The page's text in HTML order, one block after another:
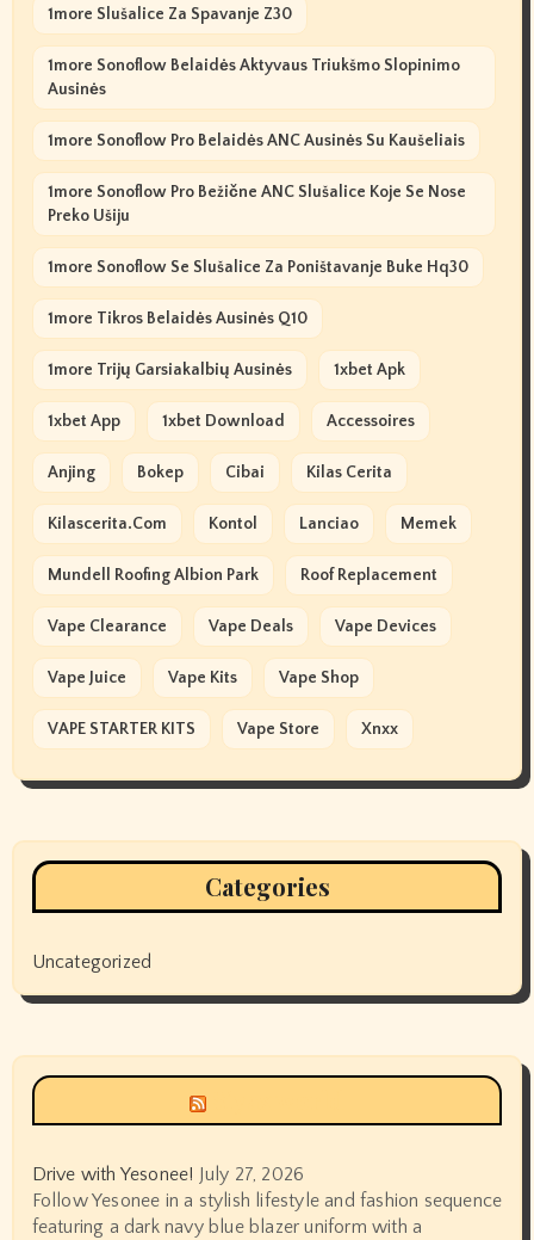
1more Slušalice Za Spavanje Z30
1more Sonoflow Belaidės Aktyvaus Triukšmo Slopinimo
Ausinės
1more Sonoflow Pro Belaidės ANC Ausinės Su Kaušeliais
1more Sonoflow Pro Bežične ANC Slušalice Koje Se Nose
Preko Ušiju
1more Sonoflow Se Slušalice Za Poništavanje Buke Hq30
1more Tikros Belaidės Ausinės Q10
1more Trijų Garsiakalbių Ausinės 1xbet Apk
1xbet App 1xbet Download Accessoires
Anjing Bokep Cibai Kilas Cerita
Kilascerita.com Kontol Lanciao Memek
Mundell Roofing Albion Park Roof Replacement
Vape Clearance Vape Deals Vape Devices
Vape Juice Vape Kits Vape Shop
VAPE STARTER KITS Vape Store Xnxx
Categories
Uncategorized
Drive with Yesonee! July 27, 2026
Follow Yesonee in a stylish lifestyle and fashion sequence
featuring a dark navy blue blazer uniform with a